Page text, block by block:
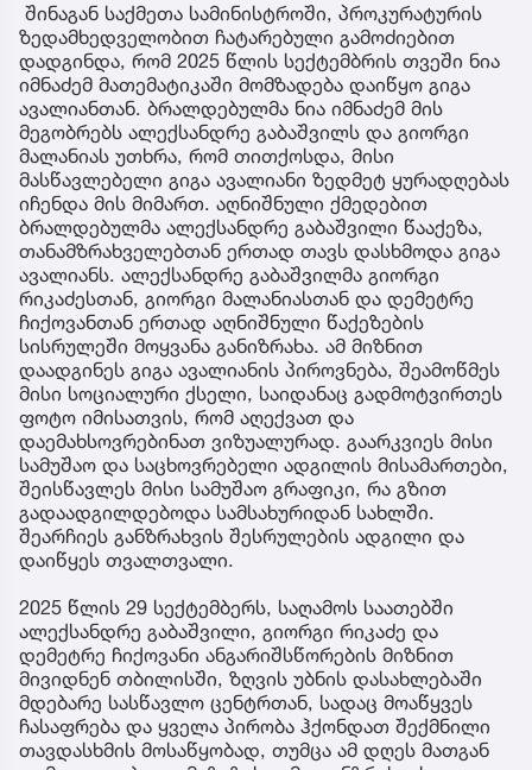
შინაგან საქმეთა სამინისტროში, პროკურატურის
ზედამხედველობით ჩატარებული გამოძიებით
დადგინდა, რომ 2025 წლის სექტემბრის თვეში ნია
იმნაძემ მათემატიკაში მომზადება დაიწყო გიგა
ავალიანთან. ბრალდებულმა ნია იმნაძემ მის
მეგობრებს ალექსანდრე გაბაშვილს და გიორგი
მალანიას უთხრა, რომ თითქოსდა, მისი
მასწავლებელი გიგა ავალიანი ზედმეტ ყურადღებას
იჩენდა მის მიმართ. აღნიშნული ქმედებით
ბრალდებულმა ალექსანდრე გაბაშვილი წააქეზა,
თანამზრახველებთან ერთად თავს დასხმოდა გიგა
ავალიანს. ალექსანდრე გაბაშვილმა გიორგი
რიკაძესთან, გიორგი მალანიასთან და დემეტრე
ჩიქოვანთან ერთად აღნიშნული წაქეზების
სისრულეში მოყვანა განიზრახა. ამ მიზნით
დაადგინეს გიგა ავალიანის პიროვნება, შეამოწმეს
მისი სოციალური ქსელი, საიდანაც გადმოტვირთეს
ფოტო იმისათვის, რომ აღექვათ და
დაემახსოვრებინათ ვიზუალურად. გაარკვიეს მისი
სამუშაო და საცხოვრებელი ადგილის მისამართები,
შეისწავლეს მისი სამუშაო გრაფიკი, რა გზით
გადაადგილდებოდა სამსახურიდან სახლში.
შეარჩიეს განზრახვის შესრულების ადგილი და
დაიწყეს თვალთვალი.
2025 წლის 29 სექტემბერს, საღამოს საათებში
ალექსანდრე გაბაშვილი, გიორგი რიკაძე და
დემეტრე ჩიქოვანი ანგარიშსწორების მიზნით
მივიდნენ თბილისში, ზღვის უბნის დასახლებაში
მდებარე სასწავლო ცენტრთან, სადაც მოაწყვეს
ჩასაფრება და ყველა პირობა ჰქონდათ შექმნილი
თავდასხმის მოსაწყობად, თუმცა ამ დღეს მათგან